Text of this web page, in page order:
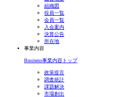
組織図
役員一覧
会員一覧
入会案内
決算公告
所在地
事業内容
Business事業内容トップ
政策提言
調査統計
課題解決
市場創出